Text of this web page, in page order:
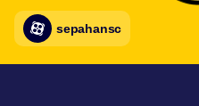
sepahansc